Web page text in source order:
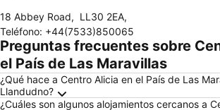
18 Abbey Road, LL30 2EA,
Teléfono: +44(7533)850065
Preguntas frecuentes sobre
el País de Las Maravillas
¿Qué hace a Centro Alicia en el País de Las
Llandudno?
¿Cuáles son algunos alojamientos cercanos a